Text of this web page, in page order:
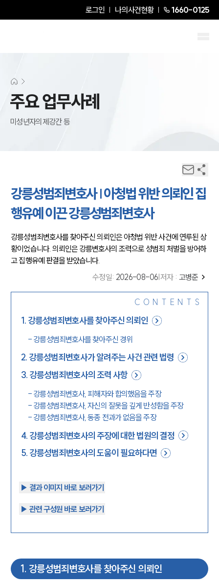
로그인 나의사건현황 1660-0125
주요 업무사례
미성년자의제강간 등
강릉성범죄변호사 | 아청법 위반 의뢰인 집
행유예 이끈 강릉성범죄변호사
강릉성범죄변호사를 찾아주신 의뢰인은 아청법 위반 사건에 연루된 상
황이었습니다. 의뢰인은 강릉변호사의 조력으로 성범죄 처벌을 방어하
고 집행유예 판결을 받았습니다.
수정일: 2026-08-06 저자 : 고병준
CONTENTS
1. 강릉성범죄변호사를 찾아주신 의뢰인
- 강릉성범죄변호사를 찾아주신 경위
2. 강릉성범죄변호사가 알려주는 사건 관련 법령
3. 강릉성범죄변호사의 조력 사항
- 강릉성범죄변호사, 피해자와 합의했음을 주장
- 강릉성범죄변호사, 자신의 잘못을 깊게 반성함을 주장
- 강릉성범죄변호사, 동종 전과가 없음을 주장
4. 강릉성범죄변호사의 주장에 대한 법원의 결정
5. 강릉성범죄변호사의 도움이 필요하다면
▶︎ 결과 이미지 바로 보러가기
▶︎ 관련 구성원 바로 보러가기
1. 강릉성범죄변호사를 찾아주신 의뢰인